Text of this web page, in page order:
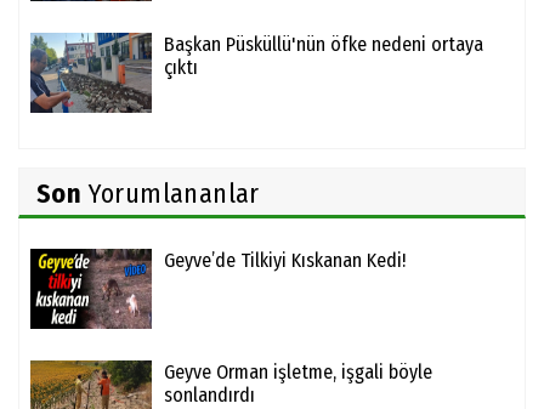
Başkan Püsküllü'nün öfke nedeni ortaya
çıktı
Son Yorumlananlar
Geyve’de Tilkiyi Kıskanan Kedi!
Geyve Orman işletme, işgali böyle
sonlandırdı